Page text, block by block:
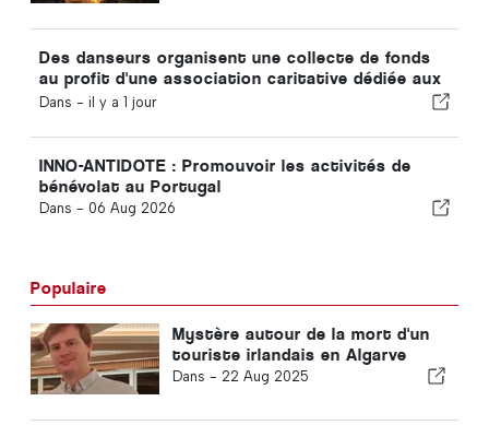
Des danseurs organisent une collecte de fonds
au profit d'une association caritative dédiée aux
chats
Dans - il y a 1 jour
INNO-ANTIDOTE : Promouvoir les activités de
bénévolat au Portugal
Dans - 06 Aug 2026
Populaire
Mystère autour de la mort d'un
touriste irlandais en Algarve
Dans - 22 Aug 2025